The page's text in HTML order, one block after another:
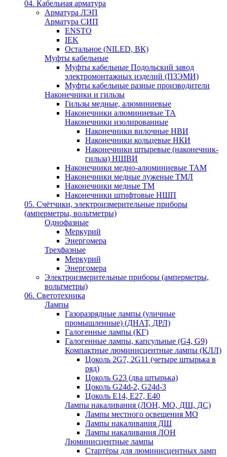
04. Кабельная арматура
Арматура ЛЭП
Арматура СИП
ENSTO
IEK
Остальное (NILED, ВК)
Муфты кабельные
Муфты кабельные Подольский завод
электромонтажных изделий (ПЗЭМИ)
Муфты кабельные разные производители
Наконечники и гильзы
Гильзы медные, алюминиевые
Наконечники алюминиевые ТА
Наконечники изолированные
Наконечники вилочные НВИ
Наконечники кольцевые НКИ
Наконечники штыревые (наконечник-
гильза) НШВИ
Наконечники медно-алюминиевые ТАМ
Наконечники медные луженые ТМЛ
Наконечники медные ТМ
Наконечники штифтовые НШП
05. Счётчики, электроизмерительные приборы
(амперметры, вольтметры)
Однофазные
Меркурий
Энергомера
Трехфазные
Меркурий
Энергомера
Электроизмерительные приборы (амперметры,
вольтметры)
06. Светотехника
Лампы
Газоразрядные лампы (уличные
промышленные) (ДНАТ, ДРЛ)
Галогенные лампы (КГ)
Галогенные лампы, капсульные (G4, G9)
Компактные люминисцентные лампы (КЛЛ)
Цоколь 2G7, 2G11 (четыре штырька в
ряд)
Цоколь G23 (два штырька)
Цоколь G24d-2, G24d-3
Цоколь Е14, Е27, Е40
Лампы накаливания (ЛОН, МО, ДШ, ДС)
Лампы местного освещения МО
Лампы накаливания ДШ
Лампы накаливания ЛОН
Люминисцентные лампы
Стартёры для люминисцентных ламп